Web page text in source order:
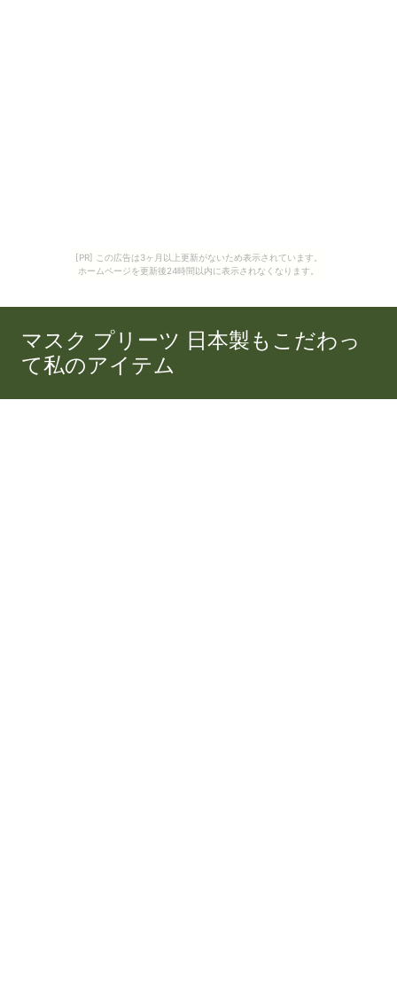
[PR] この広告は3ヶ月以上更新がないため表示されています。
ホームページを更新後24時間以内に表示されなくなります。
マスク プリーツ 日本製もこだわっ
て私のアイテム